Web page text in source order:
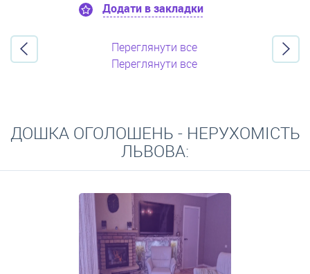
Додати в закладки
Переглянути все
Переглянути все
ДОШКА ОГОЛОШЕНЬ - НЕРУХОМІСТЬ
ЛЬВОВА: